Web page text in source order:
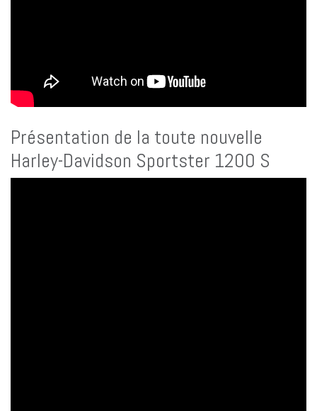
Présentation de la toute nouvelle
Harley-Davidson Sportster 1200 S